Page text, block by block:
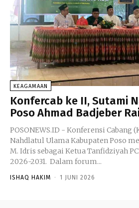
KEAGAMAAN
Konfercab ke II, Sutami
Poso Ahmad Badjeber
POSONEWS.ID - Konferensi Cabang
Nahdlatul Ulama Kabupaten Poso
M. Idris sebagai Ketua Tanfidziyah
2026-2031. Dalam forum...
ISHAQ HAKIM - 1 JUNI 2026